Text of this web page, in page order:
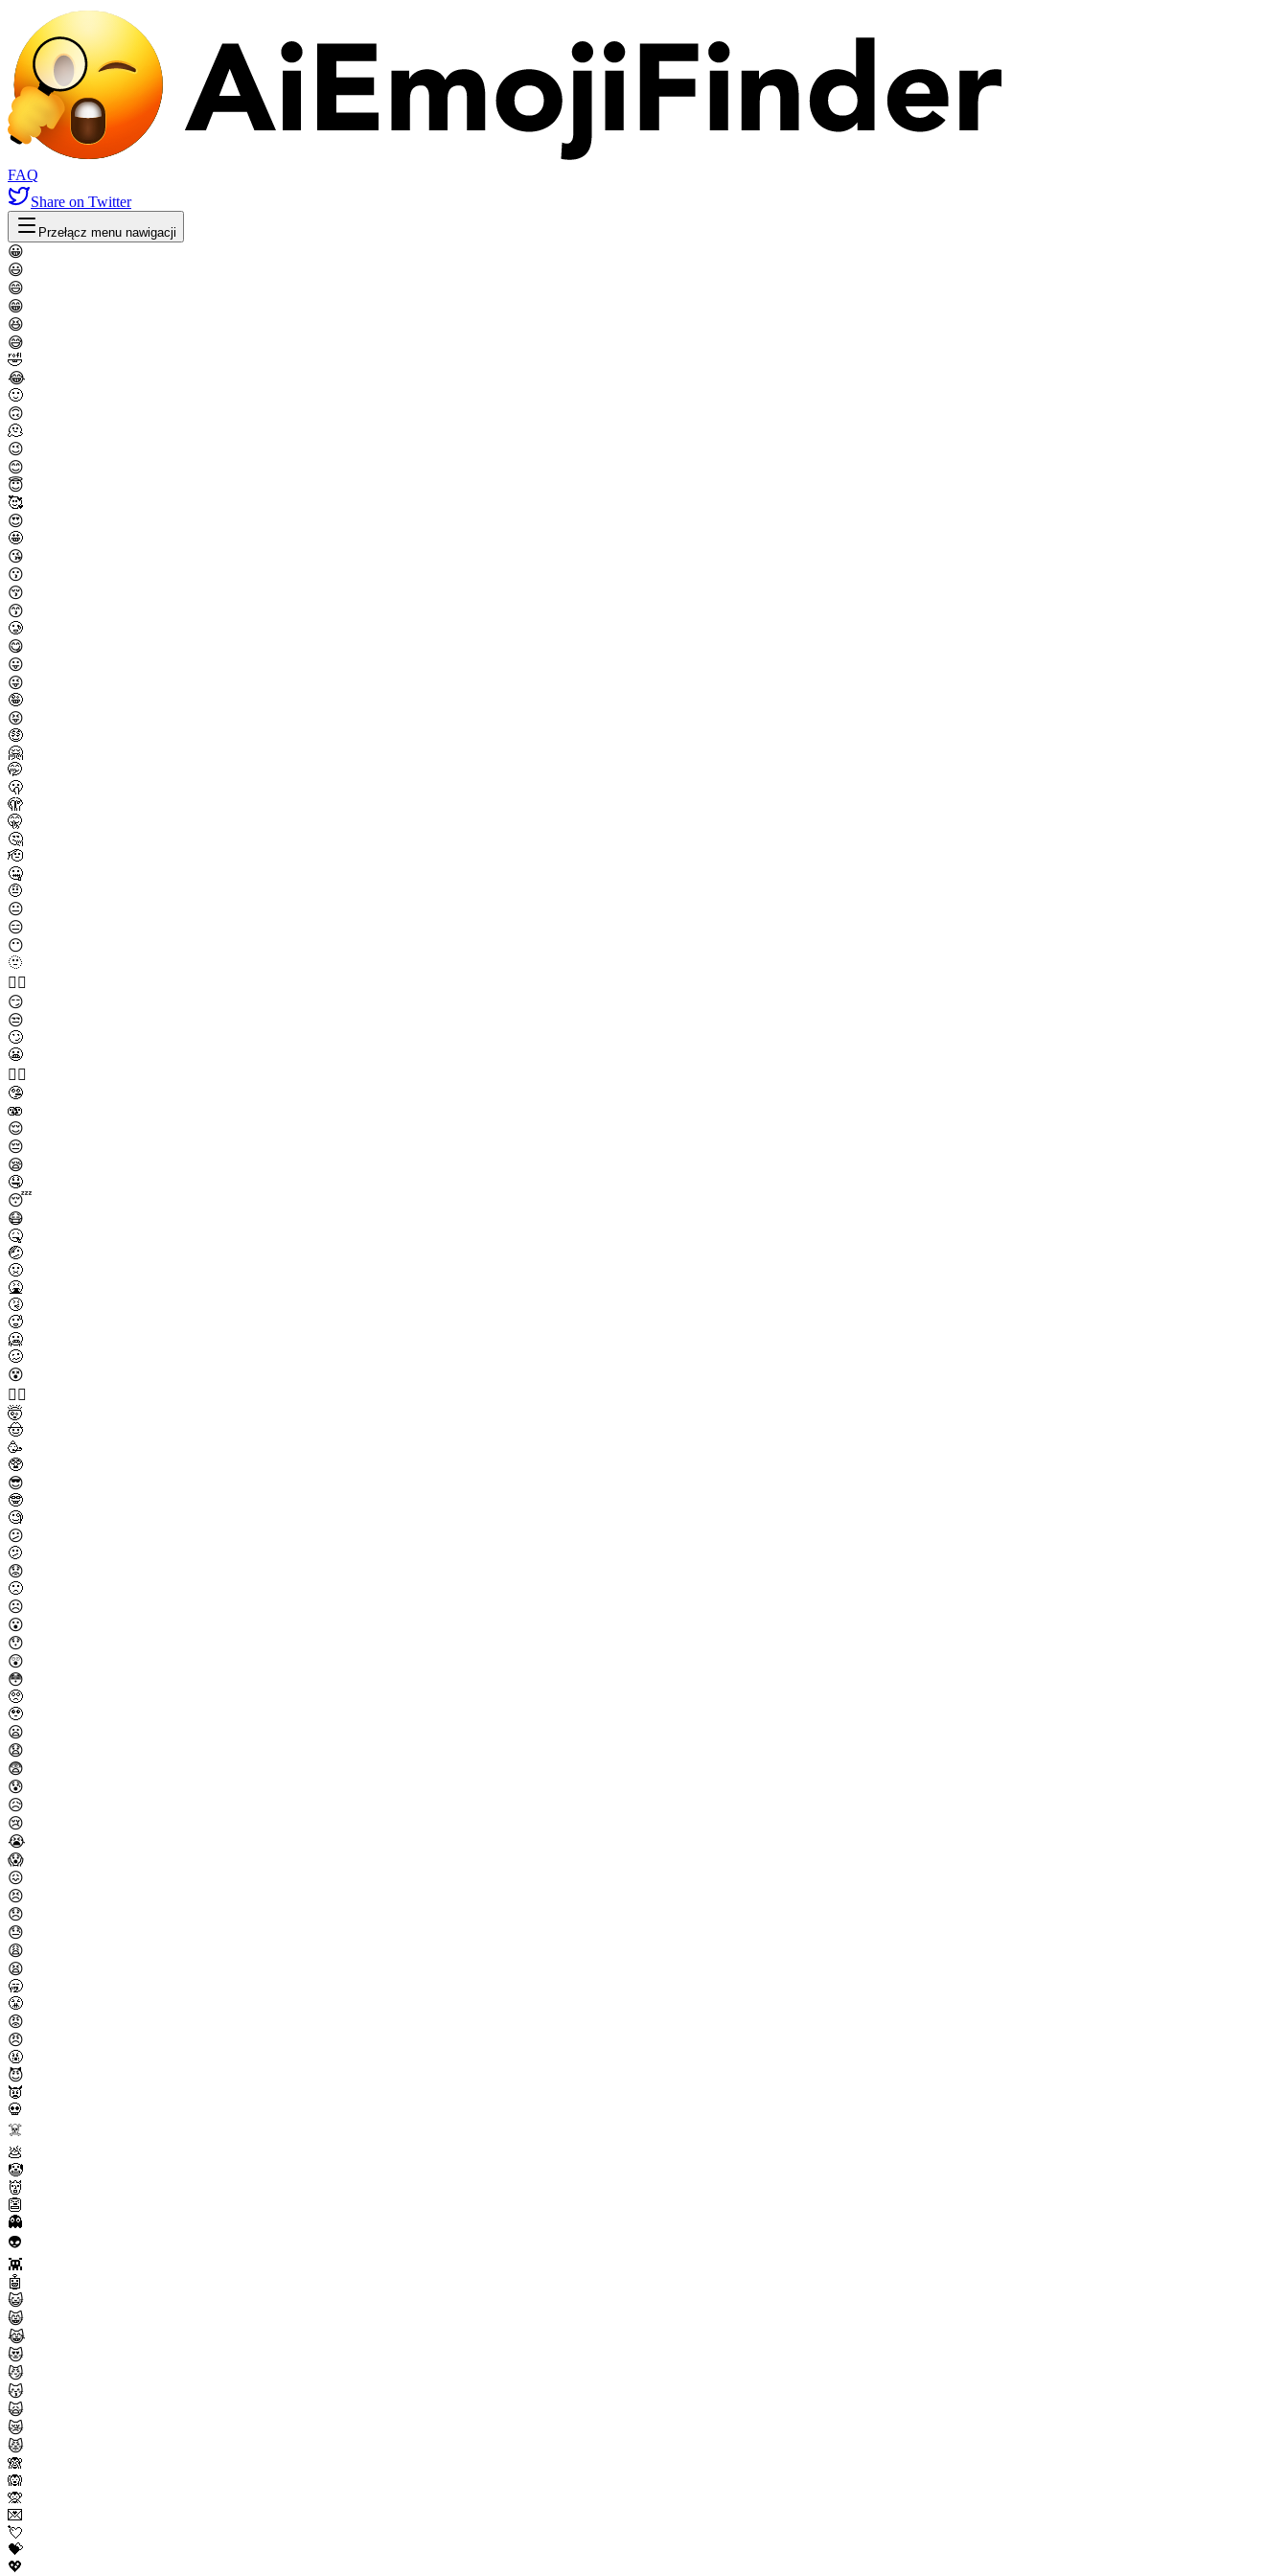
FAQ
Share on Twitter
Przełącz menu nawigacji
😀
😃
😄
😁
😆
😅
🤣
😂
🙂
🙃
🫠
😉
😊
😇
🥰
😍
🤩
😘
😗
😚
😙
🥲
😋
😛
😜
🤪
😝
🤑
🤗
🤭
🫢
🫣
🤫
🤔
🫡
🤐
🤨
😐
😑
😶
🫥
😶‍🌫️
😏
😒
🙄
😬
😮‍💨
🤥
🫨
😌
😔
😪
🤤
😴
😷
🤒
🤕
🤢
🤮
🤧
🥵
🥶
🥴
😵
😵‍💫
🤯
🤠
🥳
🥸
😎
🤓
🧐
😕
🫤
😟
🙁
☹️
😮
😯
😲
😳
🥺
🥹
😦
😧
😨
😰
😥
😢
😭
😱
😖
😣
😞
😓
😩
😫
🥱
😤
😡
😠
🤬
😈
👿
💀
☠️
💩
🤡
👹
👺
👻
👽
👾
🤖
😺
😸
😹
😻
😼
😽
🙀
😿
😾
🙈
🙉
🙊
💌
💘
💝
💖